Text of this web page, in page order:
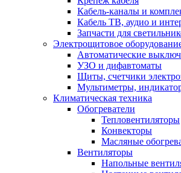
Кабель-каналы и
Кабель ТВ, аудио и
Запчасти для
Электрощитовое
Автоматические
УЗО и дифавтоматы
Щиты, счетчики
Мультиметры,
Климатическая техника
Обогреватели
Тепловентиляторы
Конвекторы
Масляные
Вентиляторы
Напольные